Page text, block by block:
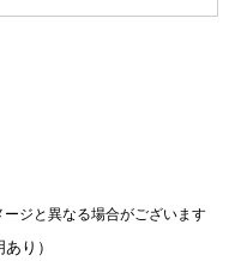
ジと異なる場合がございます
り）